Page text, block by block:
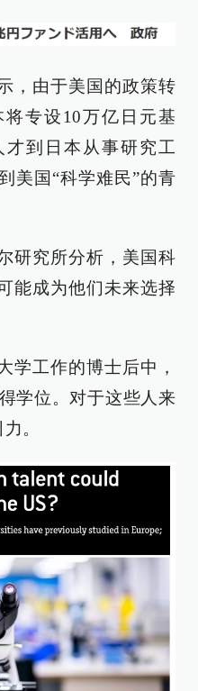
，由于美国的政策转
专设10万亿日元基
到日本从事研究工
美国“科学难民”的青
研究所分析，美国科
能成为他们未来选择
学工作的博士后中，
学位。对于这些人来
。